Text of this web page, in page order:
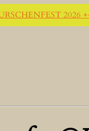
2026